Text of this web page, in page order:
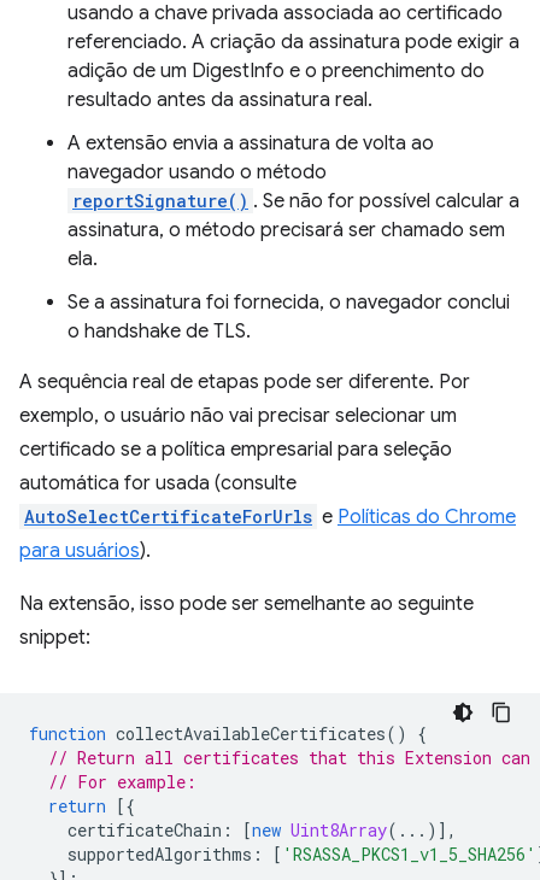
usando a chave privada associada ao certificado
referenciado. A criação da assinatura pode exigir a
adição de um DigestInfo e o preenchimento do
resultado antes da assinatura real.
A extensão envia a assinatura de volta ao
navegador usando o método
reportSignature() . Se não for possível calcular a
assinatura, o método precisará ser chamado sem
ela.
Se a assinatura foi fornecida, o navegador conclui
o handshake de TLS.
A sequência real de etapas pode ser diferente. Por
exemplo, o usuário não vai precisar selecionar um
certificado se a política empresarial para seleção
automática for usada (consulte
AutoSelectCertificateForUrls e Políticas do Chrome
para usuários).
Na extensão, isso pode ser semelhante ao seguinte
snippet:
function collectAvailableCertificates()
{
// Return all certificates that this Extension can
// For example:
return [{
certificateChain : [new Uint8Array(...)],
supportedAlgorithms : [ 'RSASSA_PKCS1_v1_5_SHA256'